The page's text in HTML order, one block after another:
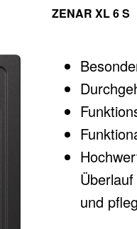
ZENAR XL 6 S
und